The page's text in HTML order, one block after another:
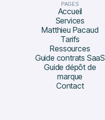
PAGES
Accueil
Services
Matthieu Pacaud
Tarifs
Ressources
Guide contrats SaaS
Guide dépôt de
marque
Contact